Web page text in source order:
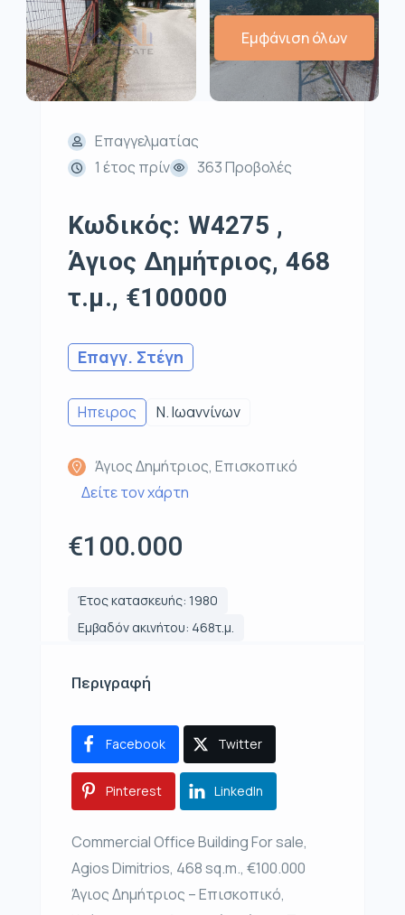
Εμφάνιση όλων
Επαγγελματίας
1 έτος πρίν
363 Προβολές
Κωδικός: W4275 ,
Άγιος Δημήτριος, 468
τ.μ., €100000
Επαγγ. Στέγη
Ηπειρος Ν. Ιωαννίνων
Άγιος Δημήτριος, Επισκοπικό
Δείτε τον χάρτη
€100.000
Έτος κατασκευής: 1980
Εμβαδόν ακινήτου: 468τ.μ.
Περιγραφή
Facebook Twitter
Pinterest LinkedIn
Commercial Office Building For sale,
Agios Dimitrios, 468 sq.m., €100.000
Άγιος Δημήτριος – Επισκοπικό,